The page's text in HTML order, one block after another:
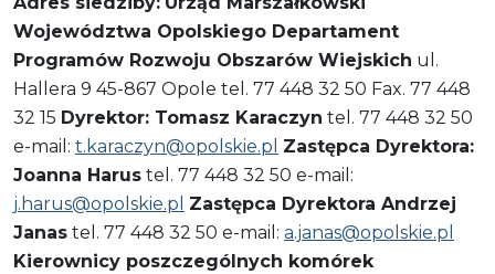
Województwa Opolskiego Departament
Programów Rozwoju Obszarów Wiejskich ul.
Hallera 9 45-867 Opole tel. 77 448 32 50 Fax. 77 448
32 15 Dyrektor: Tomasz Karaczyn tel. 77 448 32 50
e-mail: t.karaczyn@opolskie.pl Zastępca Dyrektora:
Joanna Harus tel. 77 448 32 50 e-mail:
j.harus@opolskie.pl Zastępca Dyrektora Andrzej
Janas tel. 77 448 32 50 e-mail: a.janas@opolskie.pl
Kierownicy poszczególnych komórek